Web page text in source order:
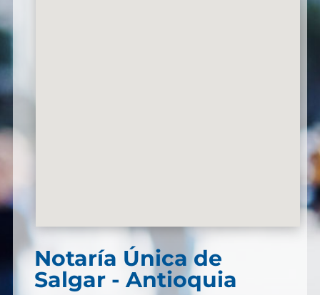
Notaría Única de
Salgar - Antioquia